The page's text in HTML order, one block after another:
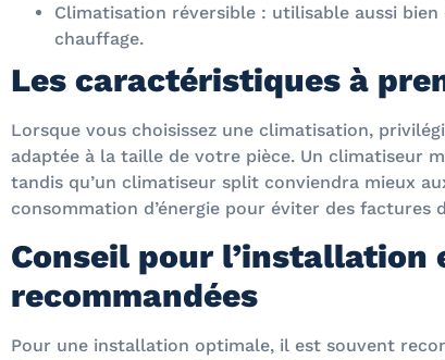
Climatisation réversible : utilisable aussi
chauffage.
Les caractéristiques à
Lorsque vous choisissez une climatisation,
adaptée à la taille de votre pièce. Un climatiseur
tandis qu’un climatiseur split conviendra mieux
consommation d’énergie pour éviter des factures
Conseil pour l’installation
recommandées
Pour une installation optimale, il est souvent